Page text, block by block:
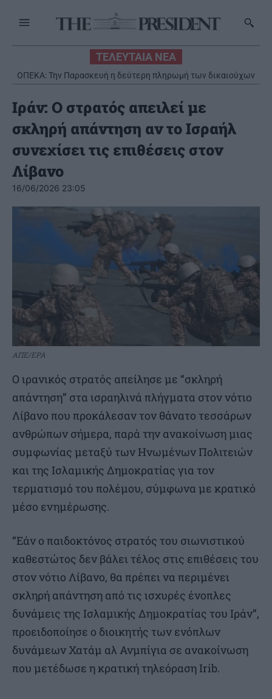
ΤΕΛΕΥΤΑΙΑ ΝΕΑ
ΟΠΕΚΑ: Την Παρασκευή η δεύτερη πληρωμή των δικαιούχων
του Λογαριασμού Αγροτικής Εστίας
Ιράν: Ο στρατός απειλεί με
σκληρή απάντηση αν το Ισραήλ
συνεχίσει τις επιθέσεις στον
Λίβανο
16/06/2026 23:05
ΑΠΕ/EPA
Ο ιρανικός στρατός απείλησε με “σκληρή
απάντηση” στα ισραηλινά πλήγματα στον νότιο
Λίβανο που προκάλεσαν τον θάνατο τεσσάρων
ανθρώπων σήμερα, παρά την ανακοίνωση μιας
συμφωνίας μεταξύ των Ηνωμένων Πολιτειών
και της Ισλαμικής Δημοκρατίας για τον
τερματισμό του πολέμου, σύμφωνα με κρατικό
μέσο ενημέρωσης.
“Εάν ο παιδοκτόνος στρατός του σιωνιστικού
καθεστώτος δεν βάλει τέλος στις επιθέσεις του
στον νότιο Λίβανο, θα πρέπει να περιμένει
σκληρή απάντηση από τις ισχυρές ένοπλες
δυνάμεις της Ισλαμικής Δημοκρατίας του Ιράν”,
προειδοποίησε ο διοικητής των ενόπλων
δυνάμεων Χατάμ αλ Ανμπίγια σε ανακοίνωση
που μετέδωσε η κρατική τηλεόραση Irib.